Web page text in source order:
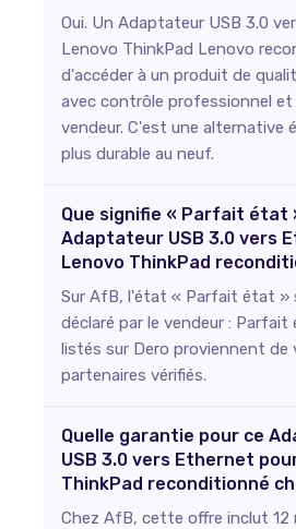
Oui. Un Adaptateur USB 3.0
Lenovo ThinkPad Lenovo
d'accéder à un produit de
avec contrôle professionnel et
vendeur. C'est une alternative
plus durable au neuf.
Que signifie « Parfait état
Adaptateur USB 3.0 vers
Lenovo ThinkPad
Sur AfB, l'état « Parfait état »
déclaré par le vendeur :
listés sur Dero proviennent de
partenaires vérifiés.
Quelle garantie pour ce
USB 3.0 vers Ethernet
ThinkPad reconditionné
Chez AfB, cette offre inclut 12